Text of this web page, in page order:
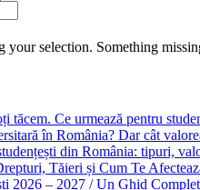
your selection. Something
tăcem. Ce urmează pentru
în România? Dar cât
din România: tipuri,
Tăieri și Cum Te
2026 – 2027 / Un Ghid